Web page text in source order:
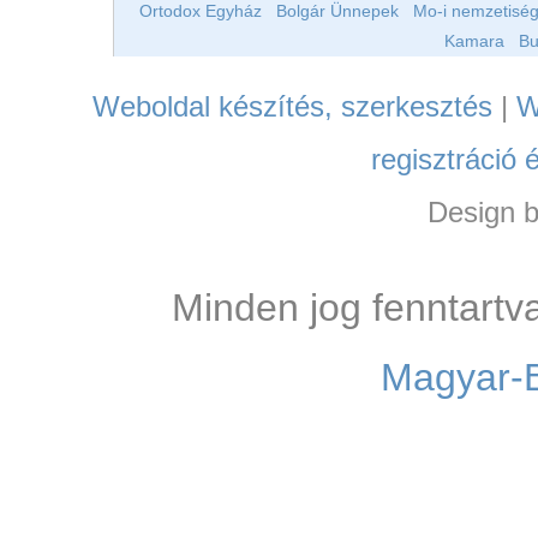
Ortodox Egyház
Bolgár Ünnepek
Mo-i
Kamara
Weboldal készítés, szerkesztés |
regisztráció
Design
Minden jog
Magyar-